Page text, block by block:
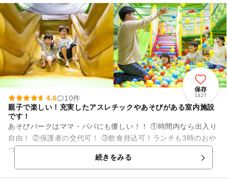
メント
保存
1427
4.6
10件
親子で楽しい！充実したアスレチックやあそびがある室内施設
です！
あそびパークはママ・パパにも優しい！！ ①時間内なら出入り
自由！ ②保護者の交代可！ ③飲食持込可！ランチも3時のおや
つもあそびパークで！ ※あそびパークでご遊戯中は、安全のた
続きをみる